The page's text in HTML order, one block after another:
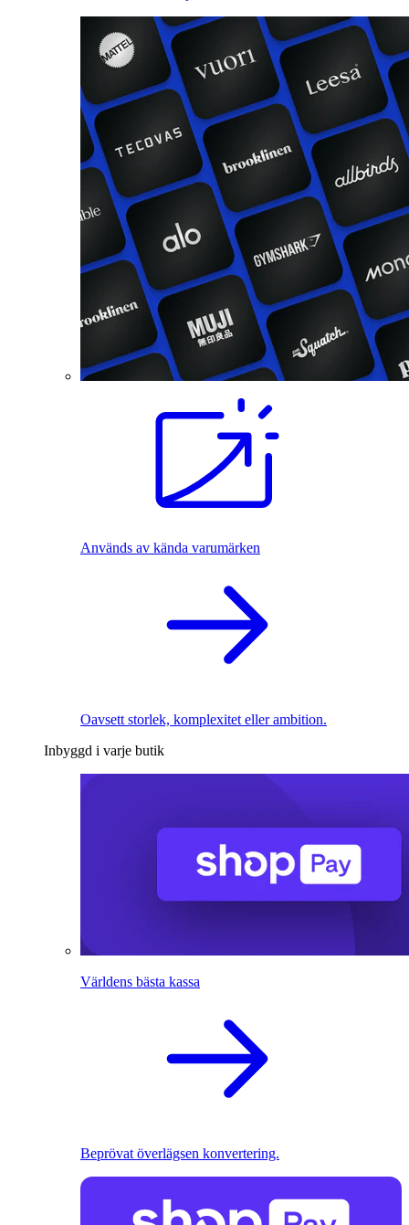
Används av kända varumärken
Oavsett storlek, komplexitet eller ambition.
Inbyggd i varje butik
Världens bästa kassa
Beprövat överlägsen konvertering.